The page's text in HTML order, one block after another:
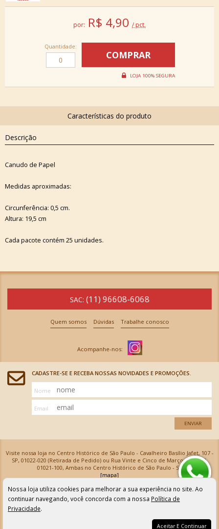
por: R$ 4,90 / pct.
Quantidade:
Descrição
Canudo de Papel
Medidas aproximadas:
Circunferência: 0,5 cm.
Altura: 19,5 cm
Cada pacote contém 25 unidades.
SAC: (11) 96608-6068
Quem somos Dúvidas Trabalhe conosco
CADASTRE-SE E RECEBA NOSSAS NOVIDADES E PROMOÇÕES.
Nome
Email
ENVIAR
Visite nossa loja no Centro Histórico de São Paulo - Cavalheiro Basílio Jafet, 107 -
SP, 01022-020 (Retirada de Pedido) ou Rua Vinte e Cinco de Março, 576 - SP,
01021-100, Ambas no Centro Histórico de São Paulo - SP
[mapa]
Armarinhos Santa Cecília Ltda | CNPJ: 61.069.639/0001-18
Os preços e as condições de pagamento apresentadas na loja virtual não valem para nossa loja física e
podem sofrer alterações sem aviso prévio. Vendas com cartão de crédito sujeitas a análise e
confirmação de dados.
Nossa loja utiliza cookies para melhorar a sua experiência no site. Ao
continuar navegando, você concorda com a nossa Política de
Privacidade.
Aceitar E Continuar